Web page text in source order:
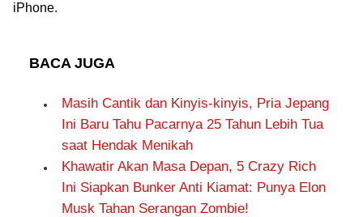
iPhone.
BACA JUGA
Masih Cantik dan Kinyis-kinyis, Pria Jepang
Ini Baru Tahu Pacarnya 25 Tahun Lebih Tua
saat Hendak Menikah
Khawatir Akan Masa Depan, 5 Crazy Rich
Ini Siapkan Bunker Anti Kiamat: Punya Elon
Musk Tahan Serangan Zombie!